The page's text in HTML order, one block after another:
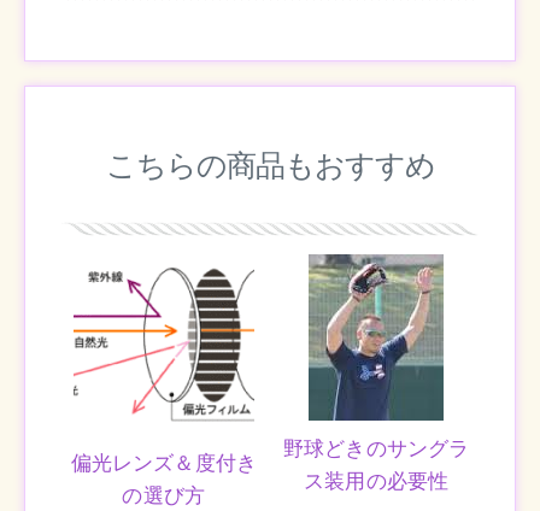
こちらの商品もおすすめ
偏光レンズ＆度付き
の選び方
野球どきのサングラ
ス装用の必要性